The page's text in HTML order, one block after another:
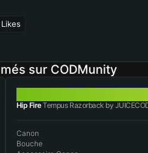
sur CODMunity
Hip FireTempus Razorback by
Canon
Bouche